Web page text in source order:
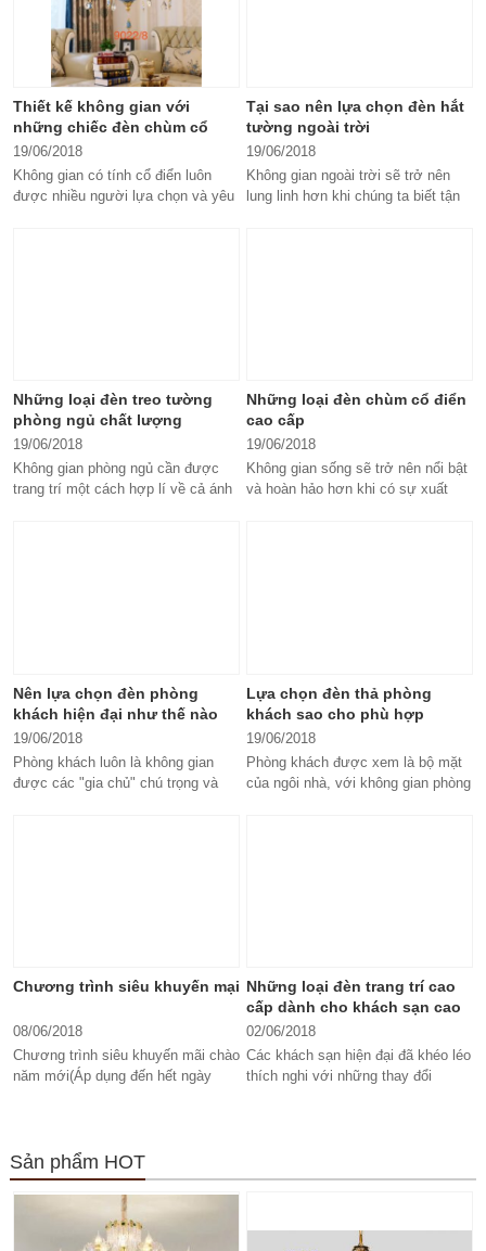
Thiết kế không gian với
những chiếc đèn chùm cổ
điển
19/06/2018
Không gian có tính cổ điển luôn
được nhiều người lựa chọn và yêu
Tại sao nên lựa chọn đèn hắt
tường ngoài trời
19/06/2018
Không gian ngoài trời sẽ trở nên
lung linh hơn khi chúng ta biết tận
Những loại đèn treo tường
phòng ngủ chất lượng
19/06/2018
Không gian phòng ngủ cần được
trang trí một cách hợp lí về cả ánh
Những loại đèn chùm cổ điển
cao cấp
19/06/2018
Không gian sống sẽ trở nên nổi bật
và hoàn hảo hơn khi có sự xuất
Nên lựa chọn đèn phòng
khách hiện đại như thế nào
19/06/2018
Phòng khách luôn là không gian
được các "gia chủ" chú trọng và
Lựa chọn đèn thả phòng
khách sao cho phù hợp
19/06/2018
Phòng khách được xem là bộ mặt
của ngôi nhà, với không gian phòng
Chương trình siêu khuyến mại
08/06/2018
Chương trình siêu khuyến mãi chào
năm mới(Áp dụng đến hết ngày
Những loại đèn trang trí cao
cấp dành cho khách sạn cao
cấp
02/06/2018
Các khách sạn hiện đại đã khéo léo
thích nghi với những thay đổi
Sản phẩm HOT